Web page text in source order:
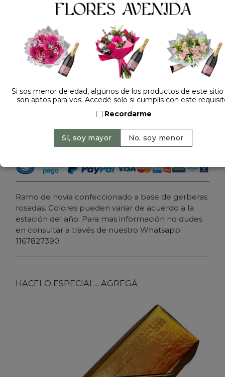
Dejá tu opinión
RAMO DE NOVIA CON GERBERAS ROSADAS
Precio: $ 189.000-$ 149.000 Ahorrás -27%
Agregar al carrito
Ramo de novia confeccionado a base de gerberas
rosadas. Colores pueden variar de acuerdo a la
estación del año. Para mas información no dudes
en consultar a través de nuestro Whatsapp
1167827390.
HACELO ESPECIAL... AGREGÁ
Si sos menor de edad, algunos de los productos de este
son aptos para vos. Accedé solo si cumplís con este
Recordarme